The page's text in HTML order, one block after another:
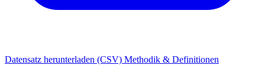
Datensatz herunterladen (CSV) Methodik & Definitionen